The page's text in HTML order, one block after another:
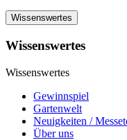
Wissenswertes
Wissenswertes
Wissenswertes
Gewinnspiel
Gartenwelt
Neuigkeiten /
Über uns